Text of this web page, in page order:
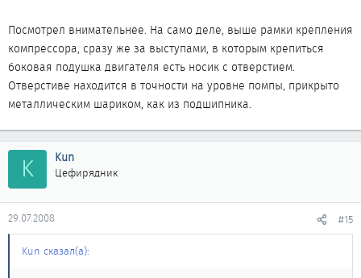
Посмотрел внимательнее. На само деле, выше рамки крепления
компрессора, сразу же за выступами, в которым крепиться
боковая подушка двигателя есть носик с отверстием.
Отверстиве находится в точности на уровне помпы, прикрыто
металлическим шариком, как из подшипника.
K Kun
Цефирядник
29.07.2008 #15
Kun сказал(а):